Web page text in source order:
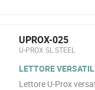
UPROX-025
U-PROX SL STEEL
LETTORE
Lettore U-Prox